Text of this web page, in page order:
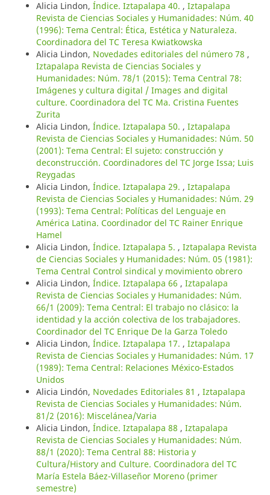
Alicia Lindon, Índice. Iztapalapa 40. , Iztapalapa
Revista de Ciencias Sociales y Humanidades: Núm. 40
(1996): Tema Central: Ética, Estética y Naturaleza.
Coordinadora del TC Teresa Kwiatkowska
Alicia Lindon, Novedades editoriales del número 78 ,
Iztapalapa Revista de Ciencias Sociales y
Humanidades: Núm. 78/1 (2015): Tema Central 78:
Imágenes y cultura digital / Images and digital
culture. Coordinadora del TC Ma. Cristina Fuentes
Zurita
Alicia Lindon, Índice. Iztapalapa 50. , Iztapalapa
Revista de Ciencias Sociales y Humanidades: Núm. 50
(2001): Tema Central: El sujeto: construcción y
deconstrucción. Coordinadores del TC Jorge Issa; Luis
Reygadas
Alicia Lindon, Índice. Iztapalapa 29. , Iztapalapa
Revista de Ciencias Sociales y Humanidades: Núm. 29
(1993): Tema Central: Políticas del Lenguaje en
América Latina. Coordinador del TC Rainer Enrique
Hamel
Alicia Lindon, Índice. Iztapalapa 5. , Iztapalapa Revista
de Ciencias Sociales y Humanidades: Núm. 05 (1981):
Tema Central Control sindical y movimiento obrero
Alicia Lindon, Índice. Iztapalapa 66 , Iztapalapa
Revista de Ciencias Sociales y Humanidades: Núm.
66/1 (2009): Tema Central: El trabajo no clásico: la
identidad y la acción colectiva de los trabajadores.
Coordinador del TC Enrique De la Garza Toledo
Alicia Lindon, Índice. Iztapalapa 17. , Iztapalapa
Revista de Ciencias Sociales y Humanidades: Núm. 17
(1989): Tema Central: Relaciones México-Estados
Unidos
Alicia Lindón, Novedades Editoriales 81 , Iztapalapa
Revista de Ciencias Sociales y Humanidades: Núm.
81/2 (2016): Miscelánea/Varia
Alicia Lindon, Índice. Iztapalapa 88 , Iztapalapa
Revista de Ciencias Sociales y Humanidades: Núm.
88/1 (2020): Tema Central 88: Historia y
Cultura/History and Culture. Coordinadora del TC
María Estela Báez-Villaseñor Moreno (primer
semestre)